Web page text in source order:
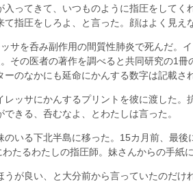
ってきて、いつものように指圧をして
指圧をしろよ、と言った。顔はよく見え
サを呑み副作用の間質性肺炎で死んだ。
その医者の著作を調べると共同研究の1
のなかにも延命にかんする数字は記載さ
ッサにかんするプリントを彼に渡した
きる、呑むなよ、とわたしは言った。
いる下北半島に移った。15カ月前、最
たるわたしの指圧師。妹さんからの手紙
が良い、と大分前から言っていたのだ